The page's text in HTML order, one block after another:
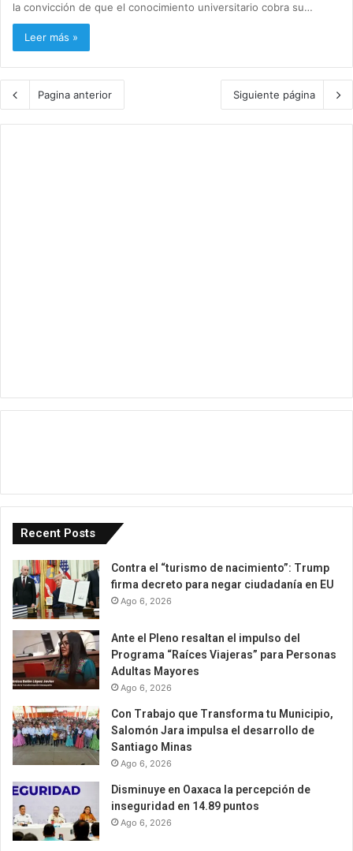
la convicción de que el conocimiento universitario cobra su…
Leer más »
Pagina anterior Siguiente página
Recent Posts
Contra el “turismo de nacimiento”: Trump
firma decreto para negar ciudadanía en EU
Ago 6, 2026
Ante el Pleno resaltan el impulso del
Programa “Raíces Viajeras” para Personas
Adultas Mayores
Ago 6, 2026
Con Trabajo que Transforma tu Municipio,
Salomón Jara impulsa el desarrollo de
Santiago Minas
Ago 6, 2026
Disminuye en Oaxaca la percepción de
inseguridad en 14.89 puntos
Ago 6, 2026